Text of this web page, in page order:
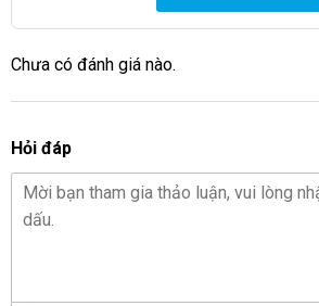
Chưa có đánh giá nào.
Hỏi đáp